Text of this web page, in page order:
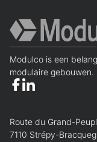
Modulco is een
modulaire gebouwen.
Route du Grand-
7110 Strépy-